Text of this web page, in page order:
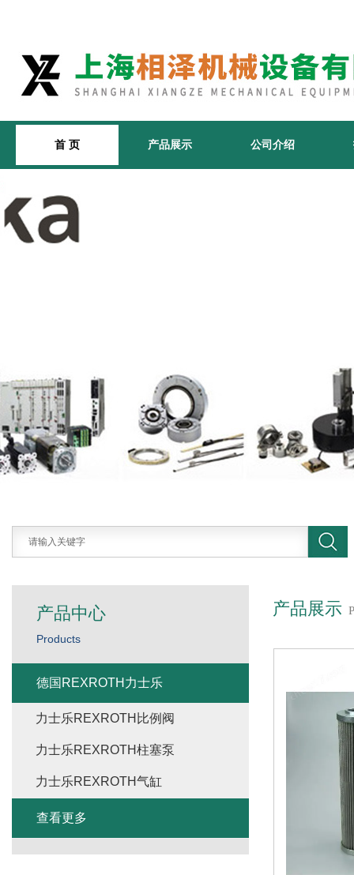
首 页 产品展示 公司介绍
产品展示
产品中心
Products
德国REXROTH力士乐
力士乐REXROTH比例阀
力士乐REXROTH柱塞泵
力士乐REXROTH气缸
查看更多